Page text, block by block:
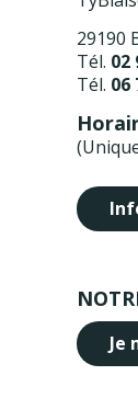
29190
Tél. 02
Tél. 06
Je